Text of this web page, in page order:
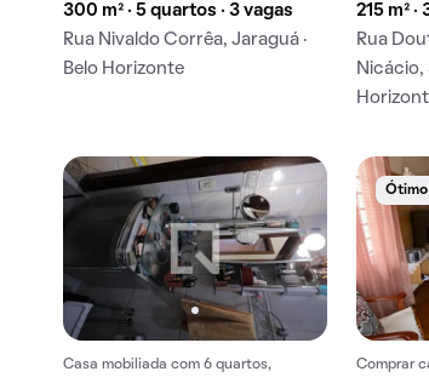
300 m² · 5 quartos · 3 vagas
Rua Nivaldo Corrêa, Jaraguá ·
Belo Horizonte
215 m²
Rua
Nicácio,
Casa mobiliada com 6 quartos, Comprar